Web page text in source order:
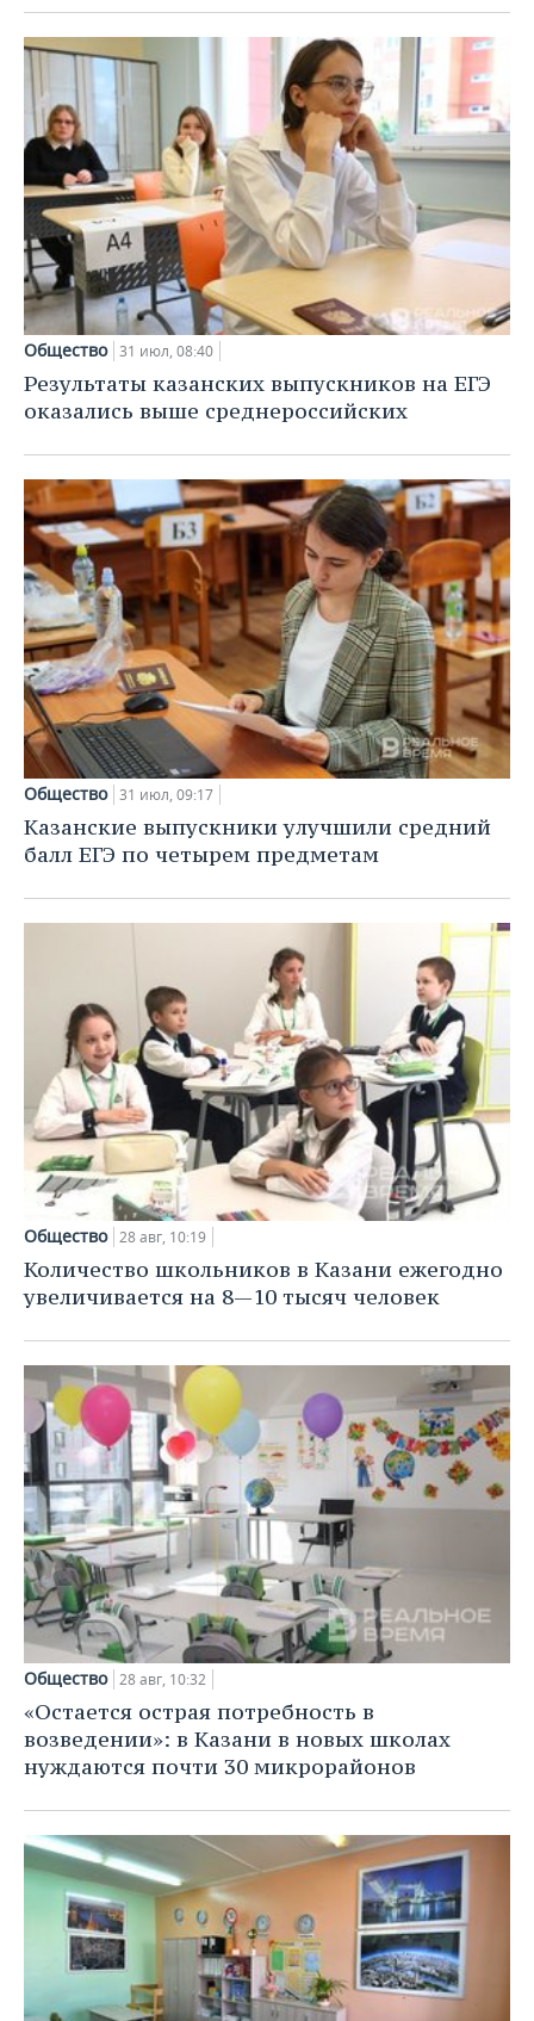
Общество 31 июл, 08:40
Результаты казанских выпускников на ЕГЭ
оказались выше среднероссийских
Общество 31 июл, 09:17
Казанские выпускники улучшили средний
балл ЕГЭ по четырем предметам
Общество 28 авг, 10:19
Количество школьников в Казани ежегодно
увеличивается на 8—10 тысяч человек
Общество 28 авг, 10:32
«Остается острая потребность в
возведении»: в Казани в новых школах
нуждаются почти 30 микрорайонов